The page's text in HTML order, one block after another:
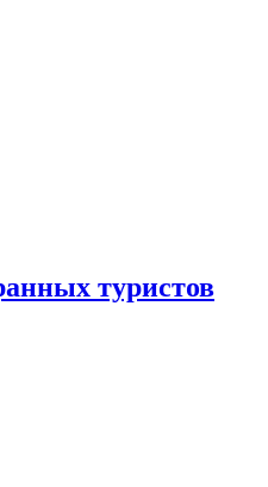
туристов